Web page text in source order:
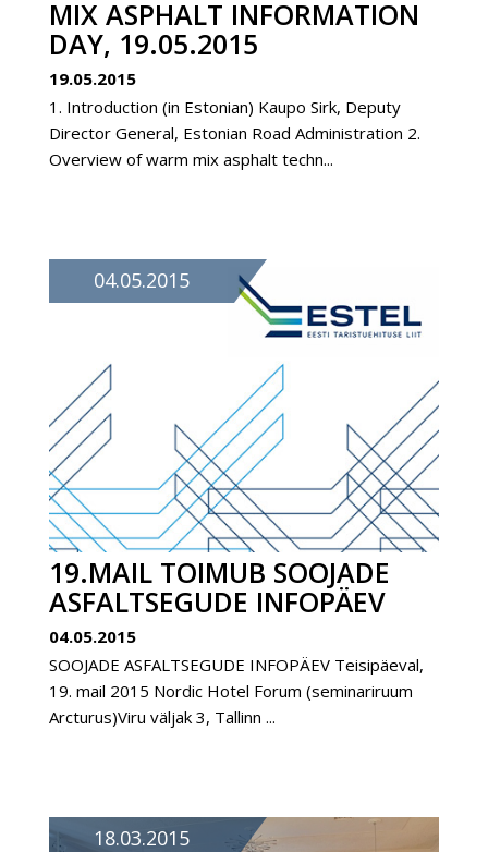
MIX ASPHALT INFORMATION
DAY, 19.05.2015
19.05.2015
1. Introduction (in Estonian) Kaupo Sirk, Deputy
Director General, Estonian Road Administration 2.
Overview of warm mix asphalt techn...
04.05.2015
19.MAIL TOIMUB SOOJADE
ASFALTSEGUDE INFOPÄEV
04.05.2015
SOOJADE ASFALTSEGUDE INFOPÄEV Teisipäeval,
19. mail 2015 Nordic Hotel Forum (seminariruum
Arcturus)Viru väljak 3, Tallinn ...
18.03.2015